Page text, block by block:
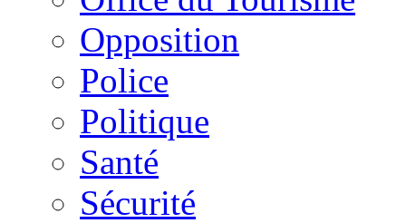
Opposition
Police
Politique
Santé
Sécurité